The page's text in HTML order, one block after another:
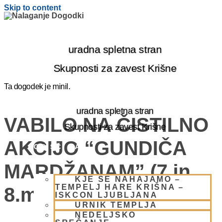
Skip to content
uradna spletna stran
Skupnosti za zavest Krišne
uradna spletna stran
Skupnosti za zavest Krišne
OBIŠČI NAS
KJE SE NAHAJAMO –
TEMPELJ HARE KRIŠNA –
ISKCON LJUBLJANA
URNIK TEMPLJA
NEDELJSKO
Ta dogodek je minil.
VABILO NA ČISTILNO
AKCIJO “GUNDIČA
MARDŽANAM” (7.in
8.marec)